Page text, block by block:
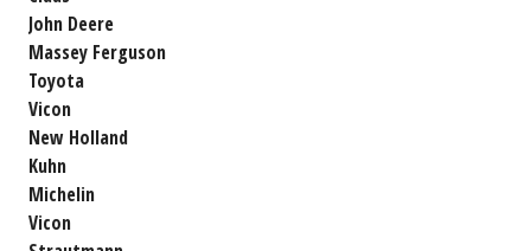
John Deere
Massey Ferguson
Toyota
Vicon
New Holland
Kuhn
Michelin
Vicon